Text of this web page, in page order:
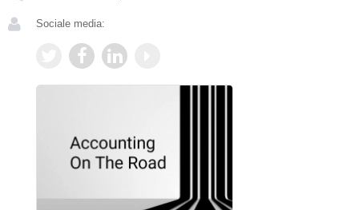
Sociale media: